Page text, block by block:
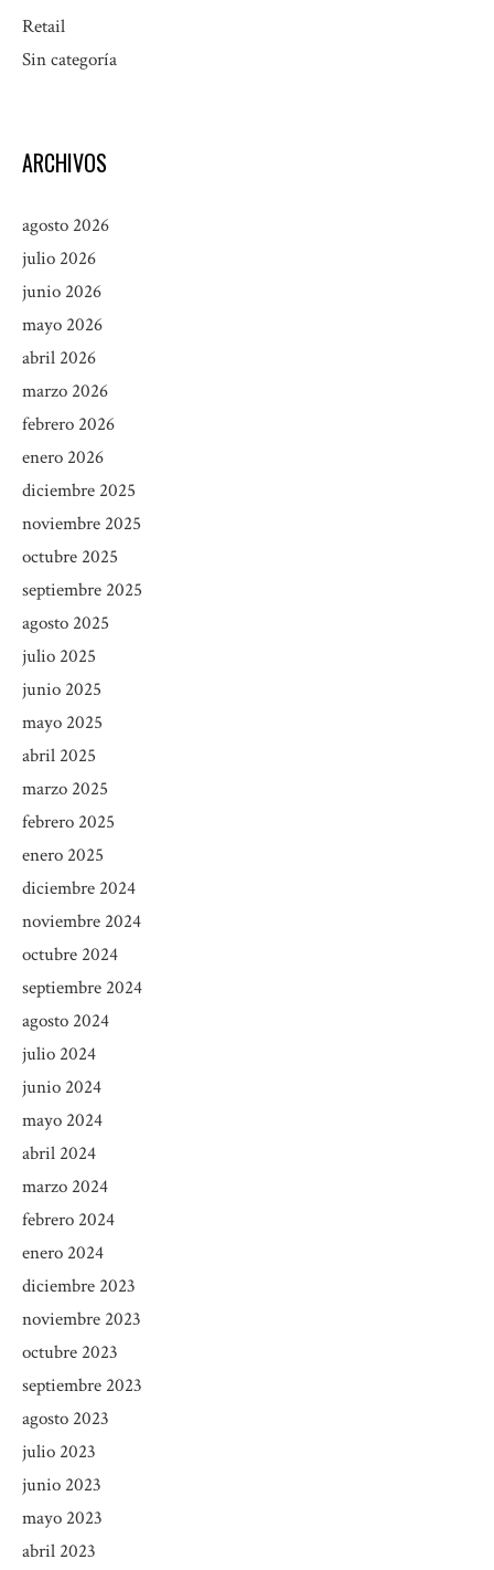
Retail
Sin categoría
ARCHIVOS
agosto 2026
julio 2026
junio 2026
mayo 2026
abril 2026
marzo 2026
febrero 2026
enero 2026
diciembre 2025
noviembre 2025
octubre 2025
septiembre 2025
agosto 2025
julio 2025
junio 2025
mayo 2025
abril 2025
marzo 2025
febrero 2025
enero 2025
diciembre 2024
noviembre 2024
octubre 2024
septiembre 2024
agosto 2024
julio 2024
junio 2024
mayo 2024
abril 2024
marzo 2024
febrero 2024
enero 2024
diciembre 2023
noviembre 2023
octubre 2023
septiembre 2023
agosto 2023
julio 2023
junio 2023
mayo 2023
abril 2023